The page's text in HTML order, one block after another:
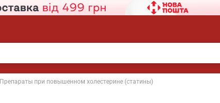
Препараты при повышенном холестерине (статины)